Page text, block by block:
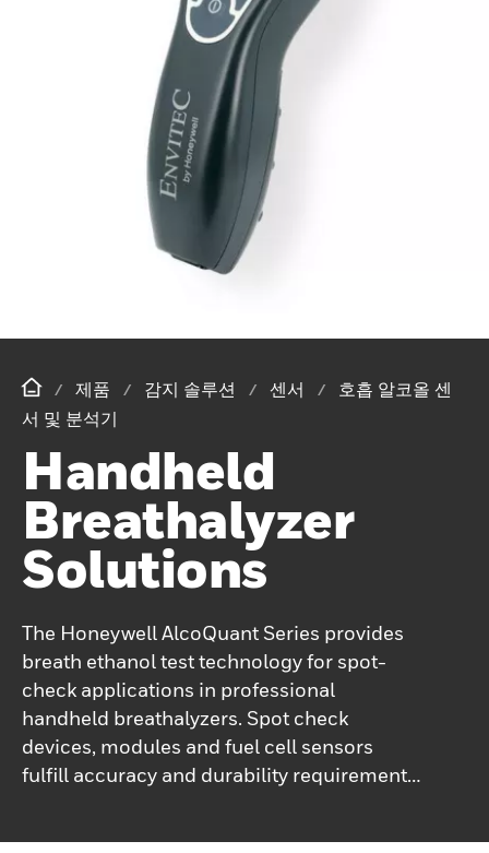
제품 감지 솔루션 센서
호흡 알코올 센
서 및 분석기
Handheld
Breathalyzer
Solutions
The Honeywell AlcoQuant Series provides
breath ethanol test technology for spot-
check applications in professional
handheld breathalyzers. Spot check
devices, modules and fuel cell sensors
fulfill accuracy and durability requirements